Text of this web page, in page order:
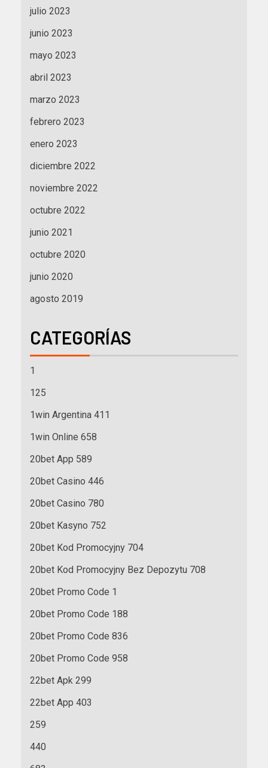
julio 2023
junio 2023
mayo 2023
abril 2023
marzo 2023
febrero 2023
enero 2023
diciembre 2022
noviembre 2022
octubre 2022
junio 2021
octubre 2020
junio 2020
agosto 2019
CATEGORÍAS
1
125
1win Argentina 411
1win Online 658
20bet App 589
20bet Casino 446
20bet Casino 780
20bet Kasyno 752
20bet Kod Promocyjny 704
20bet Kod Promocyjny Bez Depozytu 708
20bet Promo Code 1
20bet Promo Code 188
20bet Promo Code 836
20bet Promo Code 958
22bet Apk 299
22bet App 403
259
440